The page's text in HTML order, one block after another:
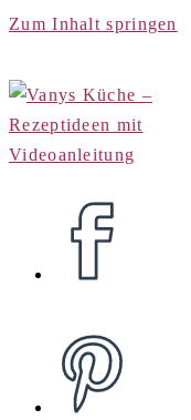
Zum Inhalt springen